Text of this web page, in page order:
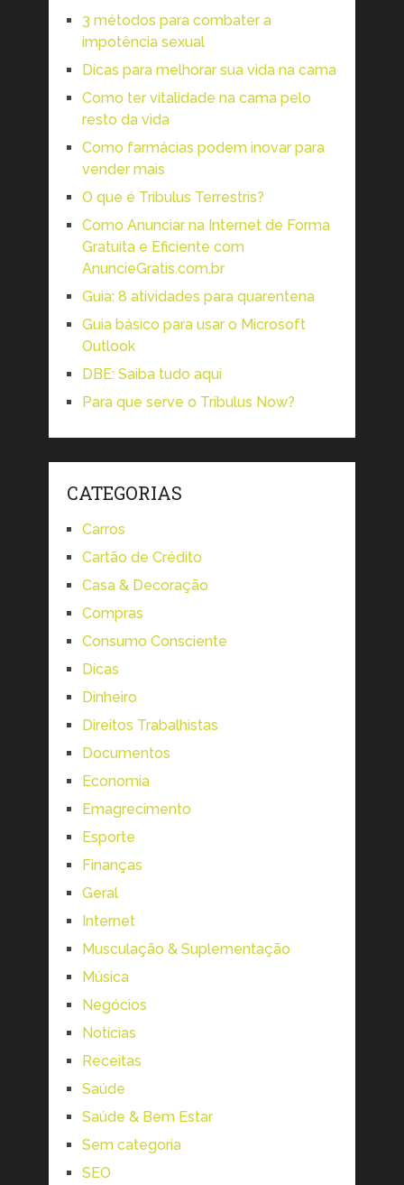
3 métodos para combater a
impotência sexual
Dicas para melhorar sua vida na cama
Como ter vitalidade na cama pelo
resto da vida
Como farmácias podem inovar para
vender mais
O que é Tribulus Terrestris?
Como Anunciar na Internet de Forma
Gratuita e Eficiente com
AnuncieGratis.com.br
Guia: 8 atividades para quarentena
Guia básico para usar o Microsoft
Outlook
DBE: Saiba tudo aqui
Para que serve o Tribulus Now?
CATEGORIAS
Carros
Cartão de Crédito
Casa & Decoração
Compras
Consumo Consciente
Dicas
Dinheiro
Direitos Trabalhistas
Documentos
Economia
Emagrecimento
Esporte
Finanças
Geral
Internet
Musculação & Suplementação
Música
Negócios
Notícias
Receitas
Saúde
Saúde & Bem Estar
Sem categoria
SEO